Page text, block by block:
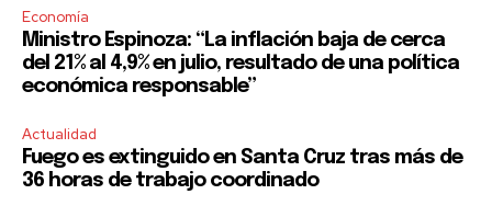
Economía
Ministro Espinoza: “La inflación baja de cerca
del 21% al 4,9% en julio, resultado de una política
económica responsable”
Actualidad
Fuego es extinguido en Santa Cruz tras más de
36 horas de trabajo coordinado